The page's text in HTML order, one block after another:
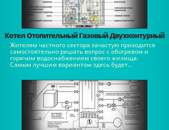
Котел Отопительный Газовый Двухконтурный
Жителям частного сектора зачастую приходится
самостоятельно решать вопрос с обогревом и
горячим водоснабжением своего жилища.
Самым лучшим вариантом здесь будет...